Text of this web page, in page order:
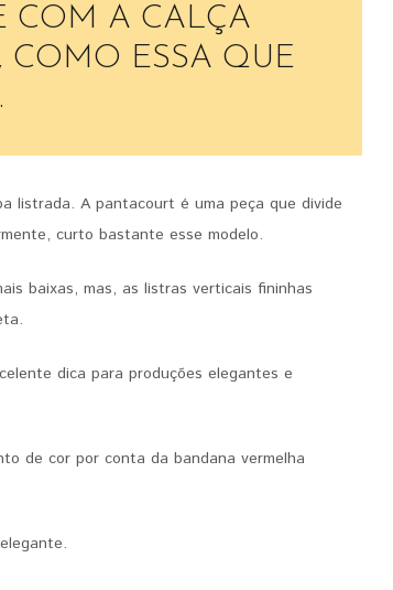
COM A CALÇA
COMO ESSA QUE
listrada. A pantacourt é uma peça que divide
curto bastante esse modelo.
baixas, mas, as listras verticais fininhas
dica para produções elegantes e
de cor por conta da bandana vermelha